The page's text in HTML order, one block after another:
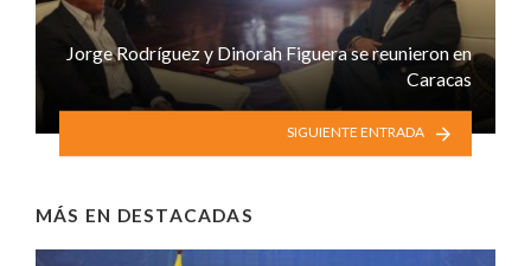
Jorge Rodríguez y Dinorah Figuera se reunieron en
Caracas
SIGUIENTE ENTRADA
MÁS EN DESTACADAS